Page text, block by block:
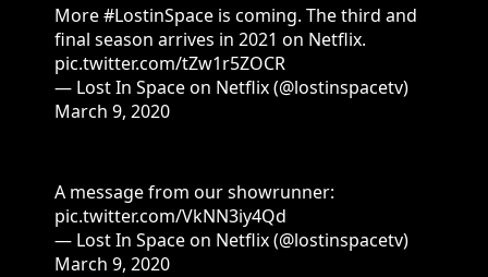
More#LostinSpace is coming. The third and
final season arrives in 2021 on Netflix.
pic.twitter.com/tZw1r5ZOCR
— Lost In Space on Netflix (@lostinspacetv)
March 9, 2020
A message from our showrunner:
pic.twitter.com/VkNN3iy4Qd
— Lost In Space on Netflix (@lostinspacetv)
March 9, 2020